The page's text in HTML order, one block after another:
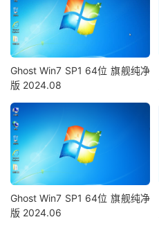
Ghost Win7 SP1 64位 旗舰纯净
版 2024.08
Ghost Win7 SP1 64位 旗舰纯净
版 2024.06